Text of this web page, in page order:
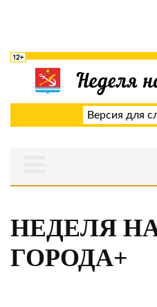
Версия для
НЕДЕЛЯ
ГОРОДА+